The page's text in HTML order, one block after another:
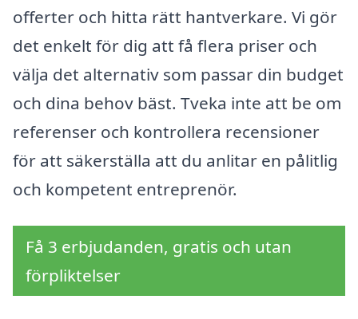
offerter och hitta rätt hantverkare. Vi gör
det enkelt för dig att få flera priser och
välja det alternativ som passar din budget
och dina behov bäst. Tveka inte att be om
referenser och kontrollera recensioner
för att säkerställa att du anlitar en pålitlig
och kompetent entreprenör.
Få 3 erbjudanden, gratis och utan
förpliktelser